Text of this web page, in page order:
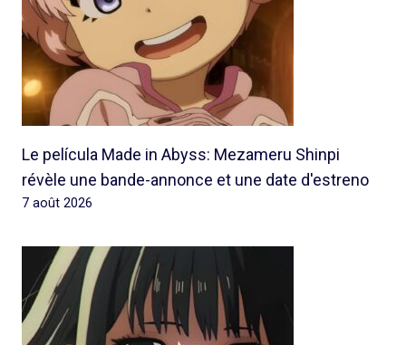
Le película Made in Abyss: Mezameru Shinpi
révèle une bande-annonce et une date d'estreno
7 août 2026